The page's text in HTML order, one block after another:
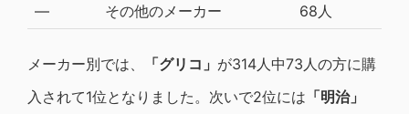
―
その他のメーカー 68人
メーカー別では、 「グリコ」 が314人中73人の方に購
入されて1位となりました。次いで2位には 「明治」